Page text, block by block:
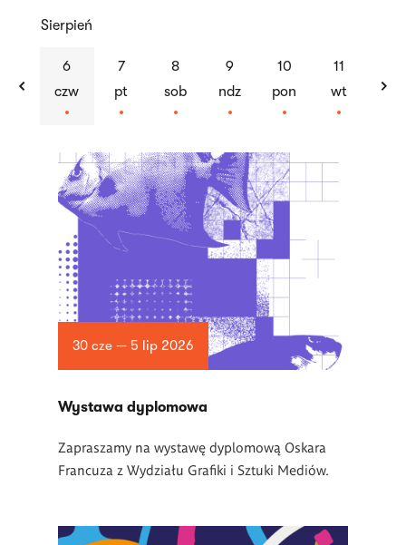
previous
Sierpień
6
czw
7
pt
8
sob
9
ndz
10
pon
11
wt
Lista
artykułów
30 cze — 5 lip 2026
Wystawa dyplomowa
Zapraszamy na wystawę dyplomową Oskara
Francuza z Wydziału Grafiki i Sztuki Mediów.